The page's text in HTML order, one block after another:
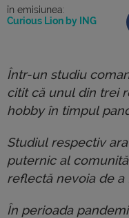
au înlocuit
în emisiunea:
Curious Lion by ING
Într-un studiu
citit că unul din trei
hobby în timpul
Studiul respectiv
puternic al
reflectă nevoia de a
În perioada